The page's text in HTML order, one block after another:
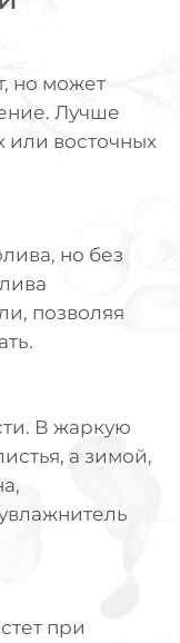
но может
Лучше
или восточных
но без
позволяя
В жаркую
а зимой,
при